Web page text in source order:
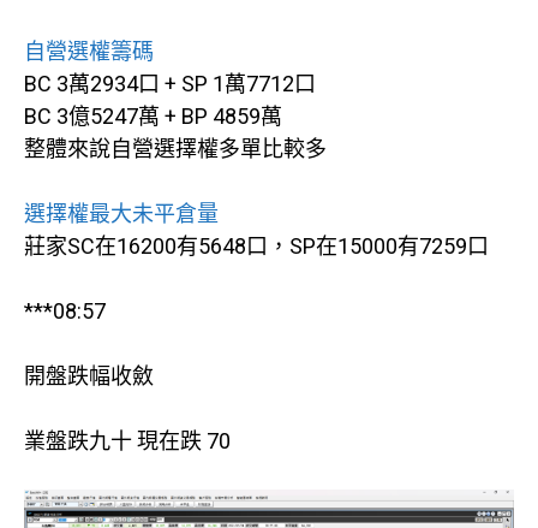
自營選權籌碼
BC 3萬2934口 + SP 1萬7712口
BC 3億5247萬 + BP 4859萬
整體來說自營選擇權多單比較多
選擇權最大未平倉量
莊家SC在16200有5648口，SP在15000有7259口
***08:57
開盤跌幅收斂
業盤跌九十 現在跌 70